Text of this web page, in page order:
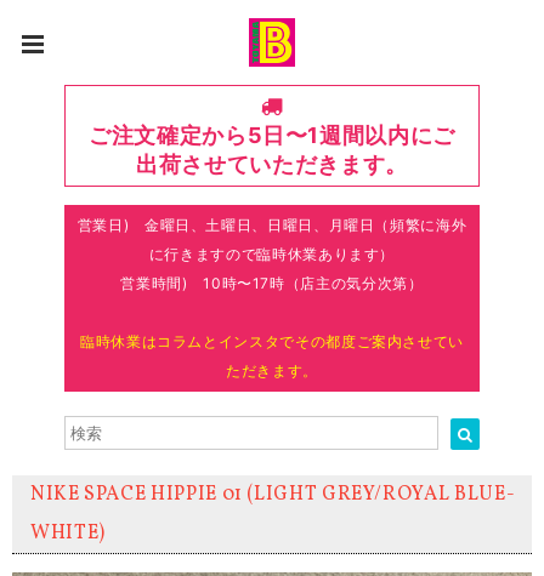
ご注文確定から5日〜1週間以内にご
出荷させていただきます。
営業日) 金曜日、土曜日、日曜日、月曜日（頻繁に海外
に行きますので臨時休業あります）
営業時間) 10時〜17時（店主の気分次第）
臨時休業はコラムとインスタでその都度ご案内させてい
ただきます。
NIKE SPACE HIPPIE 01 (LIGHT GREY/ROYAL BLUE-
WHITE)